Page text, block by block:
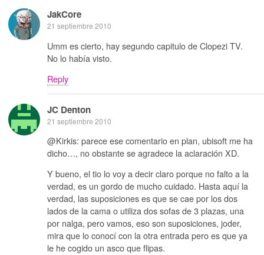
JakCore
21 septiembre 2010
Umm es cierto, hay segundo capitulo de Clopezi TV.
No lo había visto.
Reply
JC Denton
21 septiembre 2010
@Kirkis: parece ese comentario en plan, ubisoft me ha
dicho…, no obstante se agradece la aclaración XD.
Y bueno, el tio lo voy a decir claro porque no falto a la
verdad, es un gordo de mucho cuidado. Hasta aquí la
verdad, las suposiciones es que se cae por los dos
lados de la cama o utiliza dos sofas de 3 plazas, una
por nalga, pero vamos, eso son suposiciones, joder,
mira que lo conocí con la otra entrada pero es que ya
le he cogido un asco que flipas.